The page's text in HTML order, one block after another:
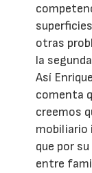
otras
la
Así
comenta
creemos
mobiliario
que por
entre